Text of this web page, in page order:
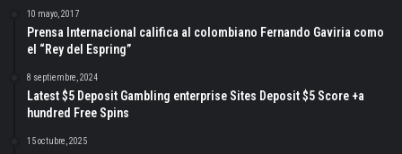
10 mayo, 2017
Prensa Internacional califica al colombiano Fernando Gaviria como
el “Rey del Espring”
8 septiembre, 2024
Latest $5 Deposit Gambling enterprise Sites Deposit $5 Score +a
hundred Free Spins
15 octubre, 2025